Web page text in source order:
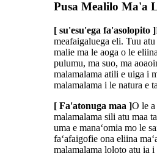
Pusa Mealilo Ma'a
[ su'esu'ega fa'asolopito ]
meafaigaluega eli. Tuu
malie ma le aoga o le
pulumu, ma suo, ma
malamalama atili e uiga i
malamalama i le natura e
[ Fa'atonuga maa ]O le a
malamalama sili atu maa
uma e manaʻomia mo le
faʻafaigofie ona eliina
malamalama loloto atu ia i